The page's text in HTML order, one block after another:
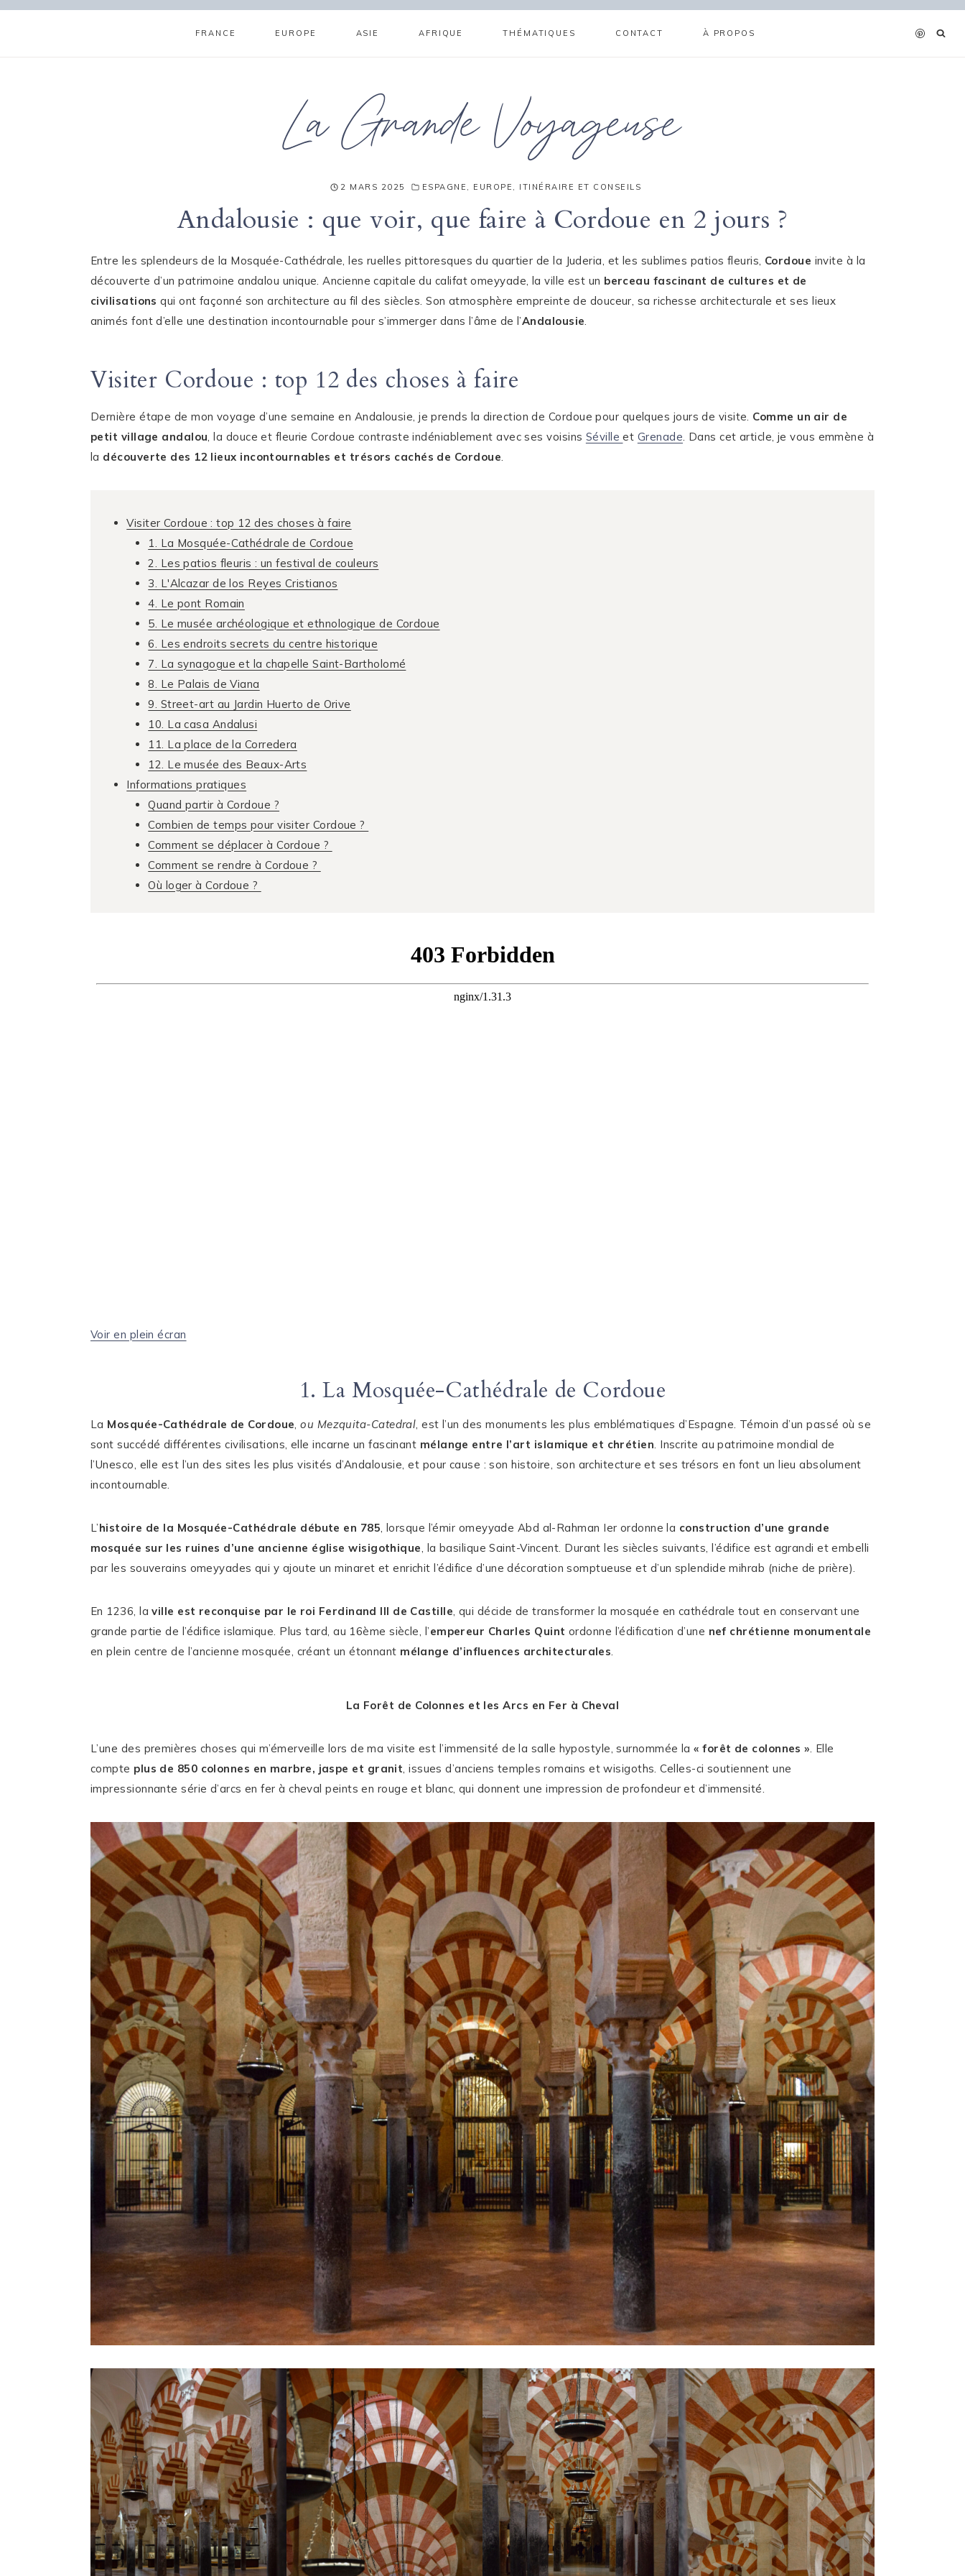
Aller
FRANCE EUROPE ASIE AFRIQUE THÉMATIQUES CONTACT À PROPOS
La Grande Voyageuse
2 MARS 2025 ESPAGNE , EUROPE , ITINÉRAIRE ET CONSEILS
Andalousie : que voir, que faire à Cordoue en 2 jours ?
Entre les splendeurs de la Mosquée-Cathédrale, les ruelles pittoresques du quartier de la Juderia, et les sublimes patios fleuris, Cordoue invite à la
découverte d’un patrimoine andalou unique. Ancienne capitale du califat omeyyade, la ville est un berceau fascinant de cultures et de
civilisations qui ont façonné son architecture au fil des siècles. Son atmosphère empreinte de douceur, sa richesse architecturale et ses lieux
animés font d’elle une destination incontournable pour s’immerger dans l’âme de l’Andalousie.
Visiter Cordoue : top 12 des choses à faire
Dernière étape de mon voyage d’une semaine en Andalousie, je prends la direction de Cordoue pour quelques jours de visite. Comme un air de
petit village andalou, la douce et fleurie Cordoue contraste indéniablement avec ses voisins Sévilleet Grenade. Dans cet article, je vous emmène à
la découverte des 12 lieux incontournables et trésors cachés de Cordoue.
Visiter Cordoue : top 12 des choses à faire
1. La Mosquée-Cathédrale de Cordoue
2. Les patios fleuris : un festival de couleurs
3. L'Alcazar de los Reyes Cristianos
4. Le pont Romain
5. Le musée archéologique et ethnologique de Cordoue
6. Les endroits secrets du centre historique
7. La synagogue et la chapelle Saint-Bartholomé
8. Le Palais de Viana
9. Street-art au Jardin Huerto de Orive
10. La casa Andalusi
11. La place de la Corredera
12. Le musée des Beaux-Arts
Informations pratiques
Quand partir à Cordoue ?
Combien de temps pour visiter Cordoue ?
Comment se déplacer à Cordoue ?
Comment se rendre à Cordoue ?
Où loger à Cordoue ?
Voir en plein écran
1. La Mosquée-Cathédrale de Cordoue
La Mosquée-Cathédrale de Cordoue,ou Mezquita-Catedral, est l’un des monuments les plus emblématiques d’Espagne. Témoin d’un passé où se
sont succédé différentes civilisations, elle incarne un fascinant mélange entre l’art islamique et chrétien. Inscrite au patrimoine mondial de
l’Unesco, elle est l’un des sites les plus visités d’Andalousie, et pour cause : son histoire, son architecture et ses trésors en font un lieu absolument
incontournable.
L’histoire de la Mosquée-Cathédrale débute en 785, lorsque l’émir omeyyade Abd al-Rahman Ier ordonne la construction d’une grande
mosquée sur les ruines d’une ancienne église wisigothique, la basilique Saint-Vincent. Durant les siècles suivants, l’édifice est agrandi et embelli
par les souverains omeyyades qui y ajoute un minaret et enrichit l’édifice d’une décoration somptueuse et d’un splendide mihrab (niche de prière).
En 1236, laville est reconquise par le roi Ferdinand III de Castille, qui décide de transformer la mosquée en cathédrale tout en conservant une
grande partie de l’édifice islamique. Plus tard, au 16ème siècle, l’empereur Charles Quint ordonne l’édification d’une nef chrétienne monumentale
en plein centre de l’ancienne mosquée, créant un étonnant mélange d’influences architecturales.
La Forêt de Colonnes et les Arcs en Fer à Cheval
L’une des premières choses qui m’émerveille lors de ma visite est l’immensité de la salle hypostyle, surnommée la« forêt de colonnes ». Elle
compte plus de 850 colonnes en marbre, jaspe et granit, issues d’anciens temples romains et wisigoths. Celles-ci soutiennent une
impressionnante série d’arcs en fer à cheval peints en rouge et blanc, qui donnent une impression de profondeur et d’immensité.